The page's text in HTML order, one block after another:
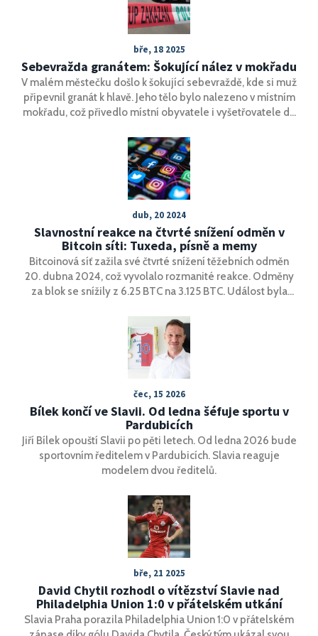
bře, 18 2025
Sebevražda granátem: Šokující nález v mokřadu
V malém městečku došlo k šokující sebevraždě, kde si muž
připevnil granát k hlavě. Jeho tělo bylo nalezeno v místním
mokřadu, což přivedlo místní obyvatele i vyšetřovatele do
dub, 20 2024
Slavnostní reakce na čtvrté snížení odměn v
Bitcoin síti: Tuxeda, písně a memy
Bitcoinová síť zažila své čtvrté snížení těžebních odměn
20. dubna 2024, což vyvolalo rozmanité reakce. Odměny
za blok se snížily z 6.25 BTC na 3.125 BTC. Událost byla
dopad na cenu byl minimální.
čec, 15 2026
Bílek končí ve Slavii. Od ledna šéfuje sportu v
Pardubicích
Jiří Bílek opouští Slavii po pěti letech. Od ledna 2026 bude
sportovním ředitelem v Pardubicích. Slavia reaguje
modelem dvou ředitelů.
bře, 21 2025
David Chytil rozhodl o vítězství Slavie nad
Philadelphia Union 1:0 v přátelském utkání
Slavia Praha porazila Philadelphia Union 1:0 v přátelském